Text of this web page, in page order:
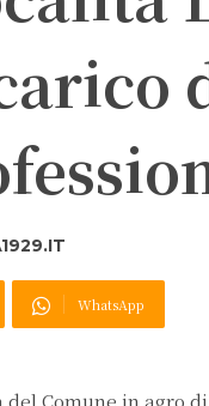
WhatsApp
Comune in agro